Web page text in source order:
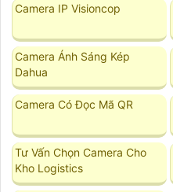
Camera IP Visioncop
Camera Ánh Sáng Kép
Dahua
Camera Có Đọc Mã QR
Tư Vấn Chọn Camera Cho
Kho Logistics